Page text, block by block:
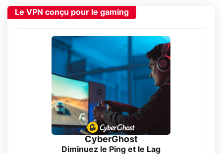
Le VPN conçu pour le gaming
CyberGhost
Diminuez le Ping et le Lag